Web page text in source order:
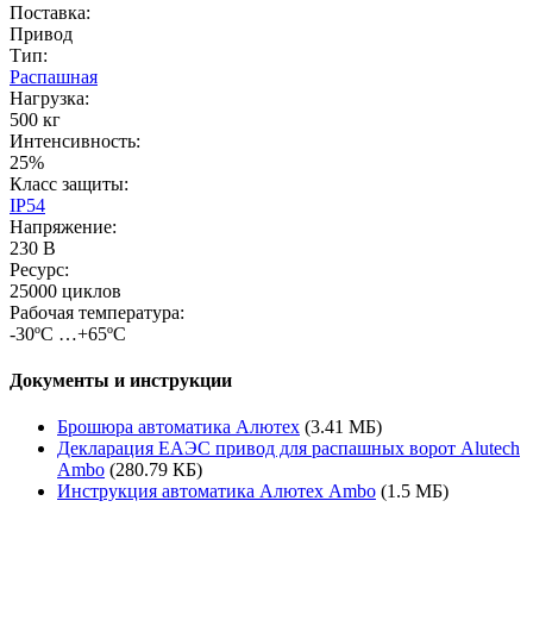
Поставка:
Привод
Тип:
Распашная
Нагрузка:
500 кг
Интенсивность:
25%
Класс защиты:
IP54
Напряжение:
230 В
Ресурс:
25000 циклов
Рабочая температура:
-30ºС …+65ºС
Документы и инструкции
Брошюра автоматика Алютех (3.41 МБ)
Декларация ЕАЭС привод для распашных ворот Alutech
Ambo (280.79 КБ)
Инструкция автоматика Алютех Ambo (1.5 МБ)